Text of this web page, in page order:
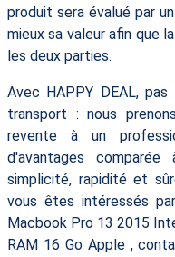
produit sera évalué par
mieux sa valeur afin que
les deux parties.
Avec HAPPY DEAL,
transport : nous
revente à un
d'avantages
simplicité, rapidité et
vous êtes intéressés
Macbook Pro 13 2015
RAM 16 Go Apple ,